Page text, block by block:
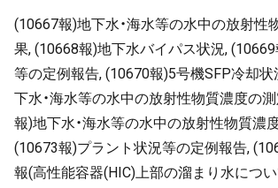
(10667報)地下水・海水等の水中の放射性
果, (10668報)地下水バイパス状況,
等の定例報告, (10670報)5号機SFP冷却状
下水・海水等の水中の放射性物質濃度の
報)地下水・海水等の水中の放射性物質濃
(10673報)プラント状況等の定例報告,
報(高性能容器(HIC)上部の溜まり水につ